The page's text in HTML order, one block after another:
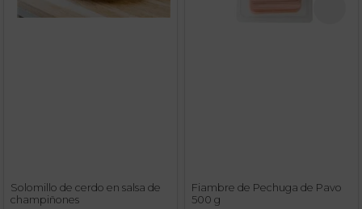
Solomillo de cerdo en salsa de
champiñones
Fiambre de Pechuga de Pavo
500 g